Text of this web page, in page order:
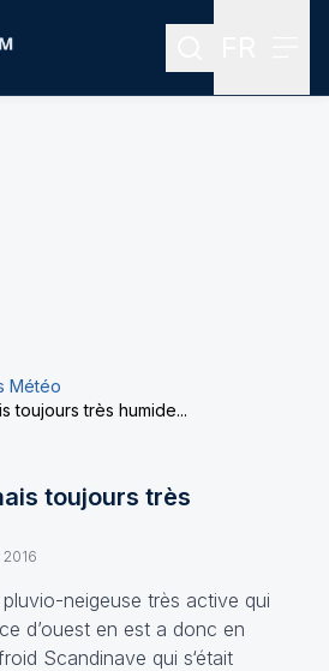
Rechercher
Météo
toujours très humide...
toujours très
neigeuse très active qui
d’ouest en est a donc en
Scandinave qui s‘était